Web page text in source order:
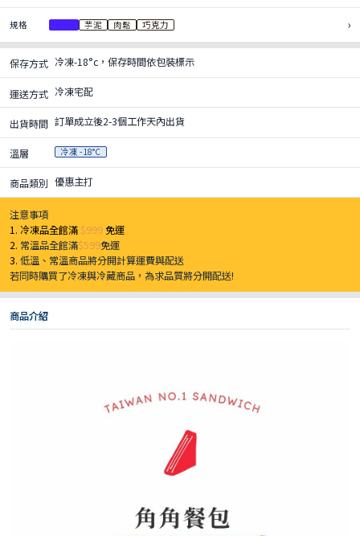
規格 芋泥 肉鬆 巧克力 ›
保存方式 冷凍-18°c，保存時間依包裝標示
運送方式 冷凍宅配
出貨時間 訂單成立後2-3個工作天內出貨
溫層 冷凍 -18°C
商品類別 優惠主打
注意事項
1. 冷凍品全館滿 $999免運
2. 常溫品全館滿$599免運
3.低溫、常溫商品將分開計算運費與配送
若同時購買了冷凍與冷藏商品，為求品質將分開配送!
商品介紹